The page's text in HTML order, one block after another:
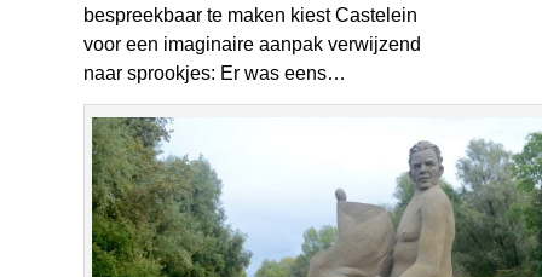
bespreekbaar te maken kiest Castelein
voor een imaginaire aanpak verwijzend
naar sprookjes: Er was eens…